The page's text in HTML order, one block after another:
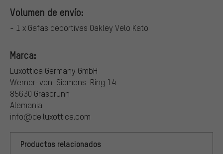
Volumen de envío:
- 1 x Gafas deportivas Oakley Velo Kato
Marca:
Luxottica Germany GmbH
Werner-von-Siemens-Ring 14
85630 Grasbrunn
Alemania
info@de.luxottica.com
Productos relacionados